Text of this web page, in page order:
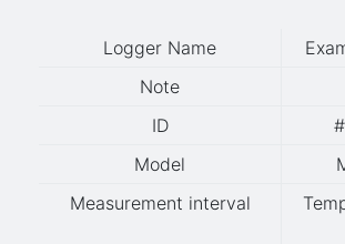
Logger Name
Note
ID
Model
Measurement interval